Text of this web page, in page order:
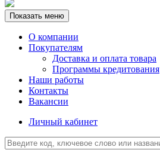
Показать меню
О компании
Покупателям
Доставка и оплата товара
Программы кредитования
Наши работы
Контакты
Вакансии
Личный кабинет